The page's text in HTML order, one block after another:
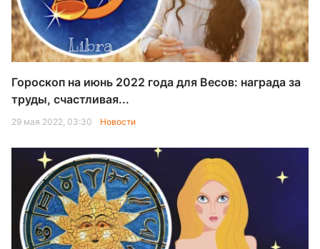
Гороскоп на июнь 2022 года для Весов: награда за
труды, счастливая...
29 мая 2022, 03:30 Новости